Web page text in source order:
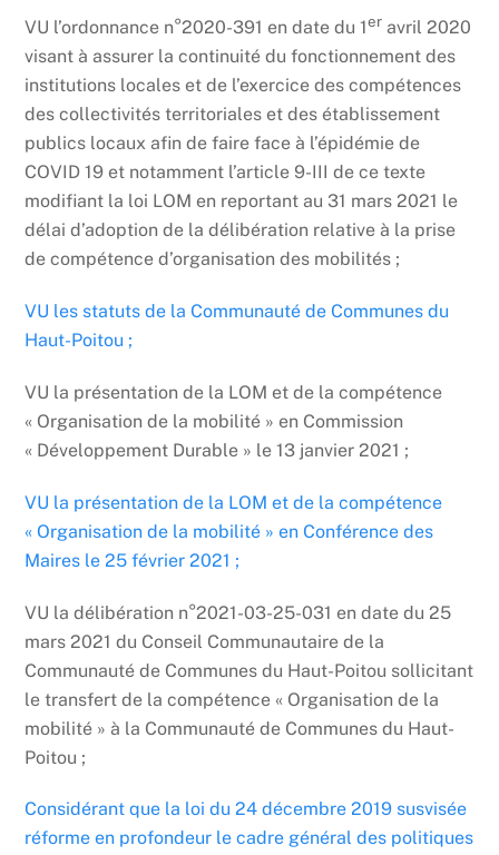
VU l’ordonnance n°2020-391 en date du 1er avril 2020
visant à assurer la continuité du fonctionnement des
institutions locales et de l’exercice des compétences
des collectivités territoriales et des établissement
publics locaux afin de faire face à l’épidémie de
COVID 19 et notamment l’article 9-III de ce texte
modifiant la loi LOM en reportant au 31 mars 2021 le
délai d’adoption de la délibération relative à la prise
de compétence d’organisation des mobilités ;
VU les statuts de la Communauté de Communes du
Haut-Poitou ;
VU la présentation de la LOM et de la compétence
« Organisation de la mobilité » en Commission
« Développement Durable » le 13 janvier 2021 ;
VU la présentation de la LOM et de la compétence
« Organisation de la mobilité » en Conférence des
Maires le 25 février 2021 ;
VU la délibération n°2021-03-25-031 en date du 25
mars 2021 du Conseil Communautaire de la
Communauté de Communes du Haut-Poitou sollicitant
le transfert de la compétence « Organisation de la
mobilité » à la Communauté de Communes du Haut-
Poitou ;
Considérant que la loi du 24 décembre 2019 susvisée
réforme en profondeur le cadre général des politiques